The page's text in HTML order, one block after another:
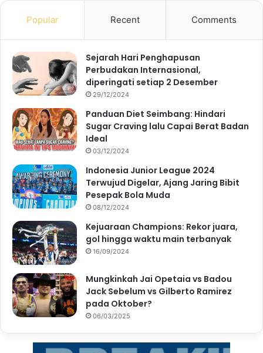
Popular Recent Comments
Sejarah Hari Penghapusan
Perbudakan Internasional,
diperingati setiap 2 Desember
29/12/2024
Panduan Diet Seimbang: Hindari
Sugar Craving lalu Capai Berat Badan
Ideal
03/12/2024
Indonesia Junior League 2024
Terwujud Digelar, Ajang Jaring Bibit
Pesepak Bola Muda
08/12/2024
Kejuaraan Champions: Rekor juara,
gol hingga waktu main terbanyak
16/09/2024
Mungkinkah Jai Opetaia vs Badou
Jack Sebelum vs Gilberto Ramirez
pada Oktober?
06/03/2025